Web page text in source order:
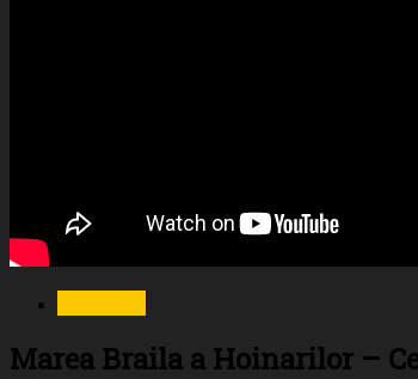
Marea Braila a Hoinarilor –